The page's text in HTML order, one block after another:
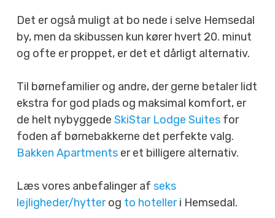
Det er også muligt at bo nede i selve Hemsedal
by, men da skibussen kun kører hvert 20. minut
og ofte er proppet, er det et dårligt alternativ.
Til børnefamilier og andre, der gerne betaler lidt
ekstra for god plads og maksimal komfort, er
de helt nybyggede SkiStar Lodge Suites for
foden af børnebakkerne det perfekte valg.
Bakken Apartments er et billigere alternativ.
Læs vores anbefalinger af seks
lejligheder/hytterog to hotelleri Hemsedal.